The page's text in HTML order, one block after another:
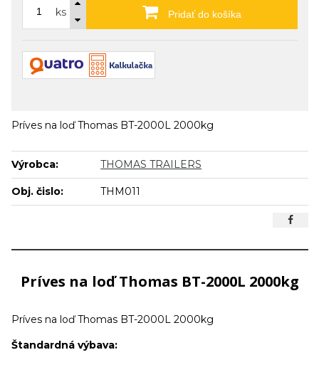
ks Pridať do košíka
Príves na loď Thomas BT-2000L 2000kg
Výrobca: THOMAS TRAILERS
Obj. čislo: THM011
Príves na loď Thomas BT-2000L 2000kg
Príves na loď Thomas BT-2000L 2000kg
Štandardná výbava: